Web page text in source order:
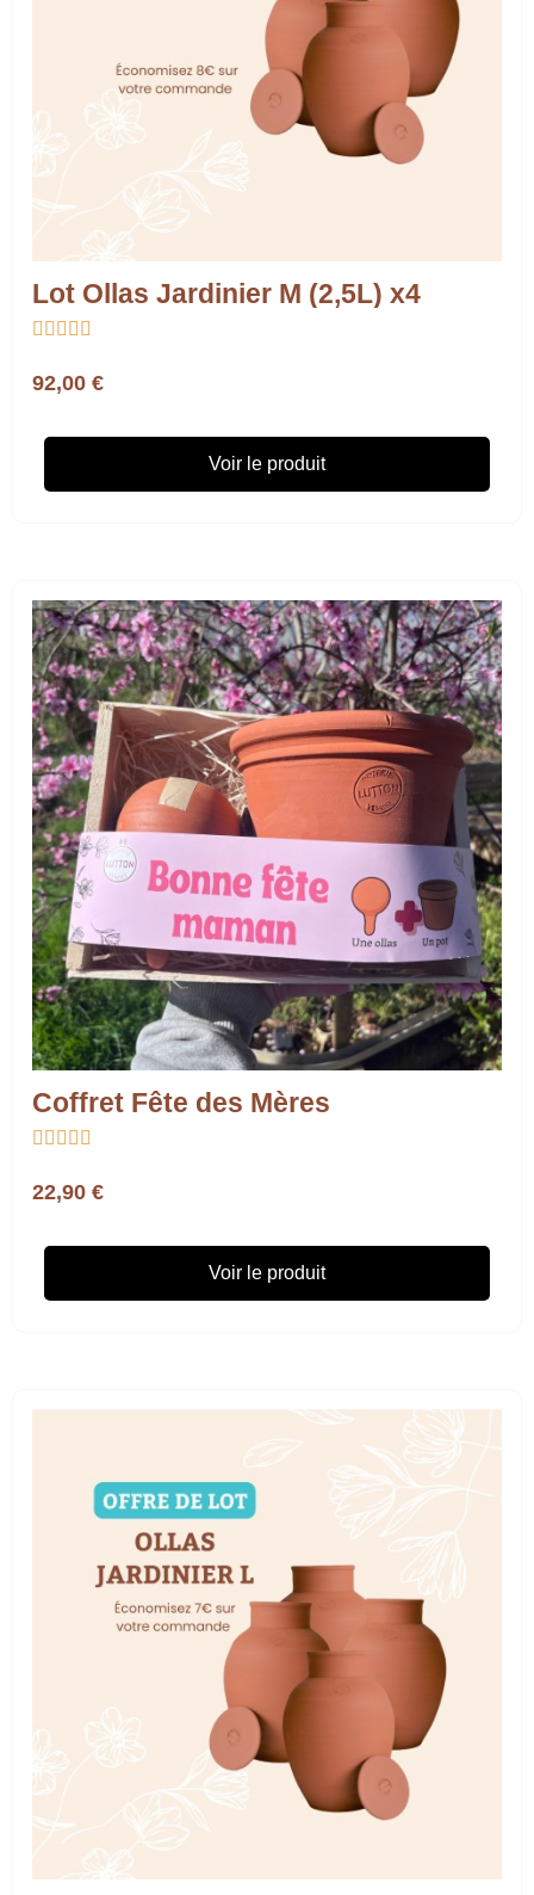
Lot Ollas Jardinier M (2,5L) x4
    
92,00 €
Voir le produit
Coffret Fête des Mères
    
22,90 €
Voir le produit